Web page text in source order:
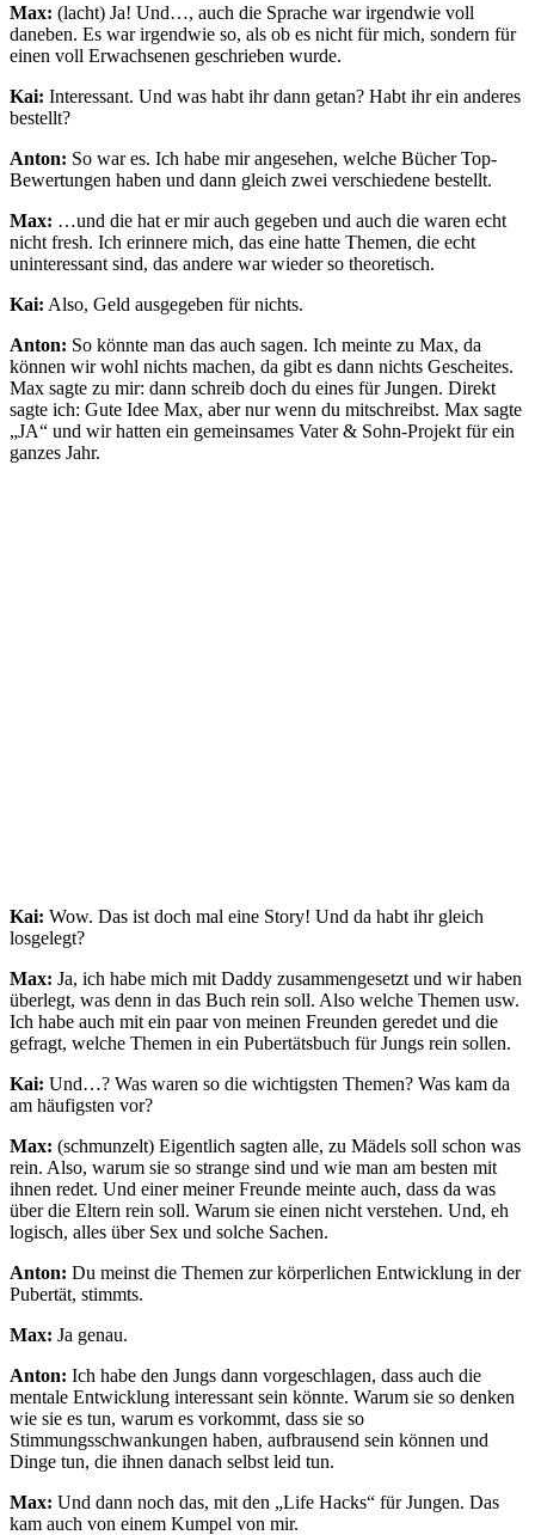
Max: (lacht) Ja! Und…, auch die Sprache war irgendwie voll
daneben. Es war irgendwie so, als ob es nicht für mich, sondern für
einen voll Erwachsenen geschrieben wurde.
Kai: Interessant. Und was habt ihr dann getan? Habt ihr ein anderes
bestellt?
Anton: So war es. Ich habe mir angesehen, welche Bücher Top-
Bewertungen haben und dann gleich zwei verschiedene bestellt.
Max: …und die hat er mir auch gegeben und auch die waren echt
nicht fresh. Ich erinnere mich, das eine hatte Themen, die echt
uninteressant sind, das andere war wieder so theoretisch.
Kai: Also, Geld ausgegeben für nichts.
Anton: So könnte man das auch sagen. Ich meinte zu Max, da
können wir wohl nichts machen, da gibt es dann nichts Gescheites.
Max sagte zu mir: dann schreib doch du eines für Jungen. Direkt
sagte ich: Gute Idee Max, aber nur wenn du mitschreibst. Max sagte
„JA“ und wir hatten ein gemeinsames Vater & Sohn-Projekt für ein
ganzes Jahr.
Kai: Wow. Das ist doch mal eine Story! Und da habt ihr gleich
losgelegt?
Max: Ja, ich habe mich mit Daddy zusammengesetzt und wir haben
überlegt, was denn in das Buch rein soll. Also welche Themen usw.
Ich habe auch mit ein paar von meinen Freunden geredet und die
gefragt, welche Themen in ein Pubertätsbuch für Jungs rein sollen.
Kai: Und…? Was waren so die wichtigsten Themen? Was kam da
am häufigsten vor?
Max: (schmunzelt) Eigentlich sagten alle, zu Mädels soll schon was
rein. Also, warum sie so strange sind und wie man am besten mit
ihnen redet. Und einer meiner Freunde meinte auch, dass da was
über die Eltern rein soll. Warum sie einen nicht verstehen. Und, eh
logisch, alles über Sex und solche Sachen.
Anton: Du meinst die Themen zur körperlichen Entwicklung in der
Pubertät, stimmts.
Max: Ja genau.
Anton: Ich habe den Jungs dann vorgeschlagen, dass auch die
mentale Entwicklung interessant sein könnte. Warum sie so denken
wie sie es tun, warum es vorkommt, dass sie so
Stimmungsschwankungen haben, aufbrausend sein können und
Dinge tun, die ihnen danach selbst leid tun.
Max: Und dann noch das, mit den „Life Hacks“ für Jungen. Das
kam auch von einem Kumpel von mir.